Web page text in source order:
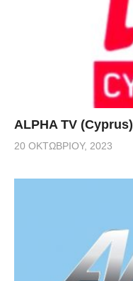
ALPHA TV (Cyprus)
20 ΟΚΤΩΒΡΊΟΥ, 2023